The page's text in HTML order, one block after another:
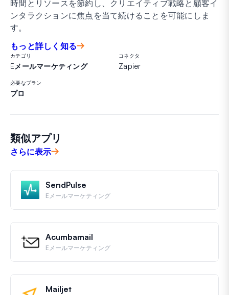
時間とリソースを節約し、クリエイティブ戦略と顧客イ
ンタラクションに焦点を当て続けることを可能にしま
す。
もっと詳しく知る
カテゴリ
Eメールマーケティング
コネクタ
Zapier
必要なプラン
プロ
類似アプリ
さらに表示
SendPulse
Eメールマーケティング
Acumbamail
Eメールマーケティング
Mailjet